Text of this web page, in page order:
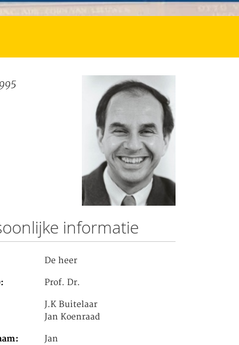
informatie
De heer
Prof. Dr.
J.K Buitelaar
Jan Koenraad
Jan